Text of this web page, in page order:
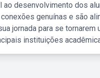
ao desenvolvimento dos
genuínas e são
jornada para se tornarem
instituições